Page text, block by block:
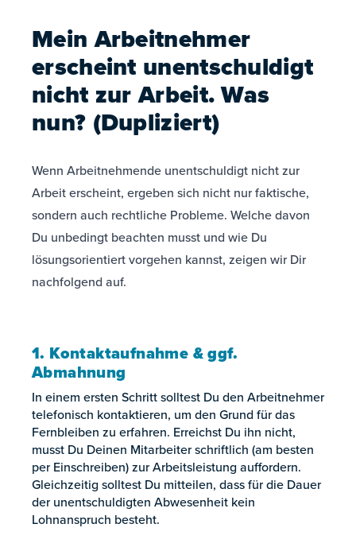
Mein Arbeitnehmer
erscheint unentschuldigt
nicht zur Arbeit. Was
nun? (Dupliziert)
Wenn Arbeitnehmende unentschuldigt nicht zur
Arbeit erscheint, ergeben sich nicht nur faktische,
sondern auch rechtliche Probleme. Welche davon
Du unbedingt beachten musst und wie Du
lösungsorientiert vorgehen kannst, zeigen wir Dir
nachfolgend auf.
1. Kontaktaufnahme & ggf.
Abmahnung
In einem ersten Schritt solltest Du den Arbeitnehmer
telefonisch kontaktieren, um den Grund für das
Fernbleiben zu erfahren. Erreichst Du ihn nicht,
musst Du Deinen Mitarbeiter schriftlich (am besten
per Einschreiben) zur Arbeitsleistung auffordern.
Gleichzeitig solltest Du mitteilen, dass für die Dauer
der unentschuldigten Abwesenheit kein
Lohnanspruch besteht.